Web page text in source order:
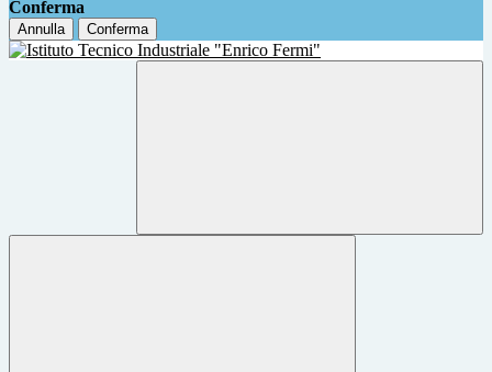
Conferma
Annulla Conferma